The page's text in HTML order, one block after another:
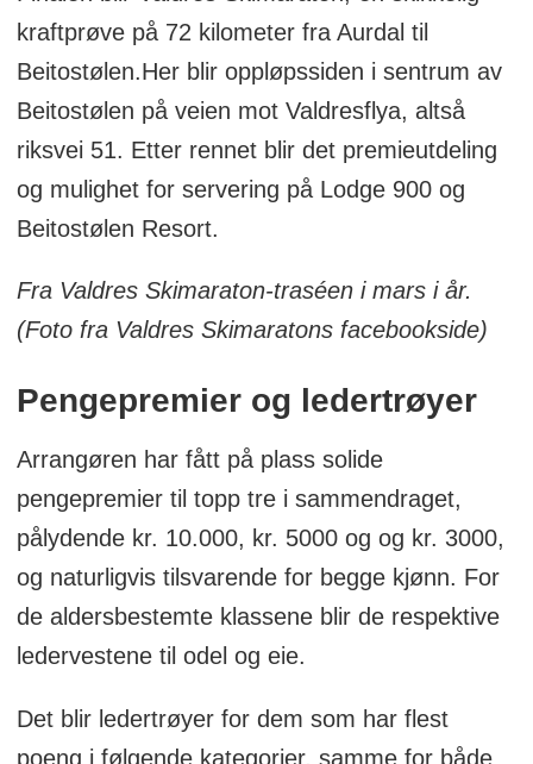
kraftprøve på 72 kilometer fra Aurdal til
Beitostølen.Her blir oppløpssiden i sentrum av
Beitostølen på veien mot Valdresflya, altså
riksvei 51. Etter rennet blir det premieutdeling
og mulighet for servering på Lodge 900 og
Beitostølen Resort.
Fra Valdres Skimaraton-traséen i mars i år.
(Foto fra Valdres Skimaratons facebookside)
Pengepremier og ledertrøyer
Arrangøren har fått på plass solide
pengepremier til topp tre i sammendraget,
pålydende kr. 10.000, kr. 5000 og og kr. 3000,
og naturligvis tilsvarende for begge kjønn. For
de aldersbestemte klassene blir de respektive
ledervestene til odel og eie.
Det blir ledertrøyer for dem som har flest
poeng i følgende kategorier, samme for både